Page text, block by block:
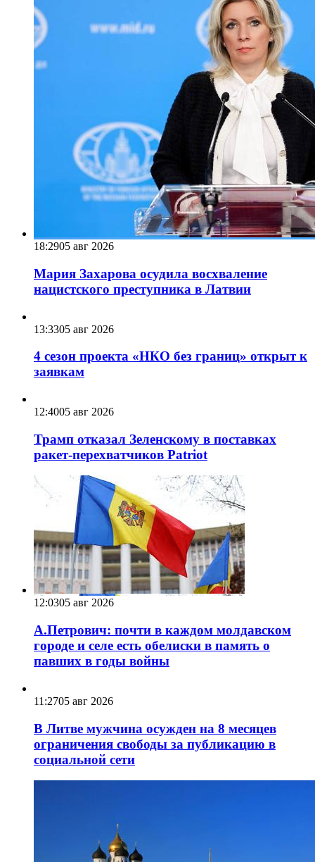
18:2905 авг 2026
Мария Захарова осудила восхваление
нацистского преступника в Латвии
13:3305 авг 2026
4 сезон проекта «НКО без границ» открыт к
заявкам
12:4005 авг 2026
Трамп отказал Зеленскому в поставках
ракет-перехватчиков Patriot
12:0305 авг 2026
А.Петрович: почти в каждом молдавском
городе и селе есть обелиски в память о
павших в годы войны
11:2705 авг 2026
В Литве мужчина осужден на 8 месяцев
ограничения свободы за публикацию в
социальной сети